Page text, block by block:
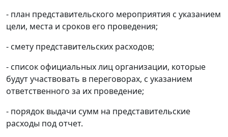
- план представительского мероприятия с указанием
цели, места и сроков его проведения;
- смету представительских расходов;
- список официальных лиц организации, которые
будут участвовать в переговорах, с указанием
ответственного за их проведение;
- порядок выдачи сумм на представительские
расходы под отчет.